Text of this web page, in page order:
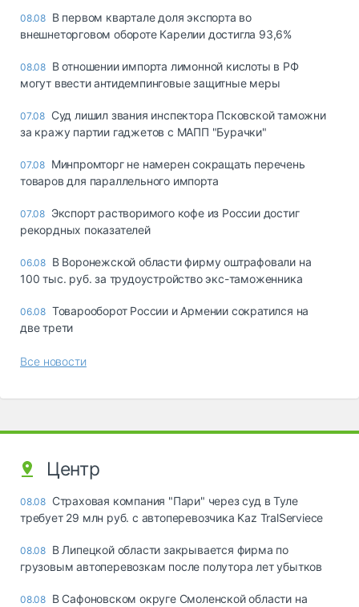
08.08 В первом квартале доля экспорта во
внешнеторговом обороте Карелии достигла 93,6%
08.08 В отношении импорта лимонной кислоты в РФ
могут ввести антидемпинговые защитные меры
07.08 Суд лишил звания инспектора Псковской таможни
за кражу партии гаджетов с МАПП "Бурачки"
07.08 Минпромторг не намерен сокращать перечень
товаров для параллельного импорта
07.08 Экспорт растворимого кофе из России достиг
рекордных показателей
06.08 В Воронежской области фирму оштрафовали на
100 тыс. руб. за трудоустройство экс-таможенника
06.08 Товарооборот России и Армении сократился на
две трети
Все новости
Центр
08.08 Страховая компания "Пари" через суд в Туле
требует 29 млн руб. с автоперевозчика Kaz TralServiece
08.08 В Липецкой области закрывается фирма по
грузовым автоперевозкам после полутора лет убытков
08.08 В Сафоновском округе Смоленской области на